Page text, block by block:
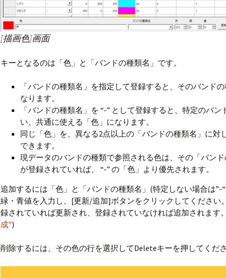
[描画色]画面
キーとなるのは「色」と「バンドの種類名」です。
「バンドの種類名」を指定して登録すると、そのバンド
なります。
「バンドの種類名」を “-” として登録すると、特定のバン
い、共通に使える「色」になります。
同じ「色」を、異なる2点以上の「バンドの種類名」に対
できます。
現データのバンドの種類で参照される色は、その「バンド
が登録されていれば、 “-” の「色」より優先されます。
追加するには「色」と「バンドの種類名」(特定しない場合は”-
緑・青値を入力し、[更新/追加]ボタンをクリックしてください
録されていれば更新され、登録されていなければ追加されます
成”)
削除するには、その色の行を選択してDeleteキーを押してくださ